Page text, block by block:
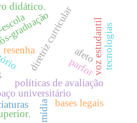
resenhadiretriz curricular
políticas de avaliação
universitário
graduação
mídia
didático.
parforvoz estudantil
bases legais
superior.
tecnologias
afeto